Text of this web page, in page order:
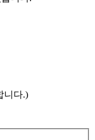
니다.)